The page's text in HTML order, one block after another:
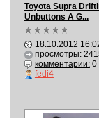
Toyota Supra
Unbuttons A G...
18.10.2012
просмотры:
комментарии:0
fedi4